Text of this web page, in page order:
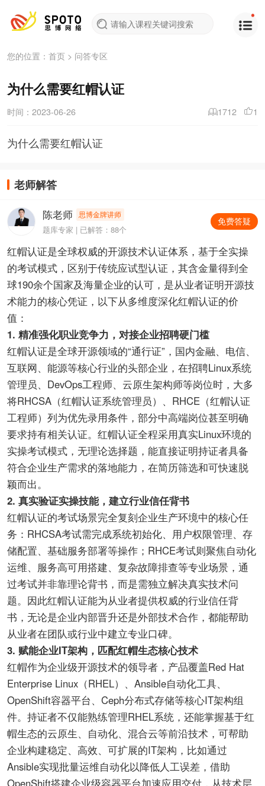
您的位置： 首页> 问答专区
为什么需要红帽认证
时间：2023-06-26 1712 1
为什么需要红帽认证
老师解答
陈老师 思博金牌讲师
题库专家 | 已解答：88个
免费答疑
红帽认证是全球权威的开源技术认证体系，基于全实操
的考试模式，区别于传统应试型认证，其含金量得到全
球190余个国家及海量企业的认可，是从业者证明开源技
术能力的核心凭证，以下从多维度深化红帽认证的价
值：
1. 精准强化职业竞争力，对接企业招聘硬门槛
红帽认证是全球开源领域的“通行证”，国内金融、电信、
互联网、能源等核心行业的头部企业，在招聘Linux系统
管理员、DevOps工程师、云原生架构师等岗位时，大多
将RHCSA（红帽认证系统管理员）、RHCE（红帽认证
工程师）列为优先录用条件，部分中高端岗位甚至明确
要求持有相关认证。红帽认证全程采用真实Linux环境的
实操考试模式，无理论选择题，能直接证明持证者具备
符合企业生产需求的落地能力，在简历筛选和可快速脱
颖而出。
2. 真实验证实操技能，建立行业信任背书
红帽认证的考试场景完全复刻企业生产环境中的核心任
务：RHCSA考试需完成系统初始化、用户权限管理、存
储配置、基础服务部署等操作；RHCE考试则聚焦自动化
运维、服务高可用搭建、复杂故障排查等专业场景，通
过考试并非靠理论背书，而是需独立解决真实技术问
题。因此红帽认证能为从业者提供权威的行业信任背
书，无论是企业内部晋升还是外部技术合作，都能帮助
从业者在团队或行业中建立专业口碑。
3. 赋能企业IT架构，匹配红帽生态核心技术
红帽作为企业级开源技术的领导者，产品覆盖Red Hat
Enterprise Linux（RHEL）、Ansible自动化工具、
OpenShift容器平台、Ceph分布式存储等核心IT架构组
件。持证者不仅能熟练管理RHEL系统，还能掌握基于红
帽生态的云原生、自动化、混合云等前沿技术，可帮助
企业构建稳定、高效、可扩展的IT架构，比如通过
Ansible实现批量运维自动化以降低人工误差，借助
OpenShift搭建企业级容器平台加速应用交付，从技术层